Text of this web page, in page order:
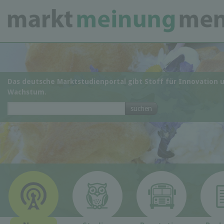
Das deutsche Marktstudienportal gibt Stoff für Innovation
Wachstum.